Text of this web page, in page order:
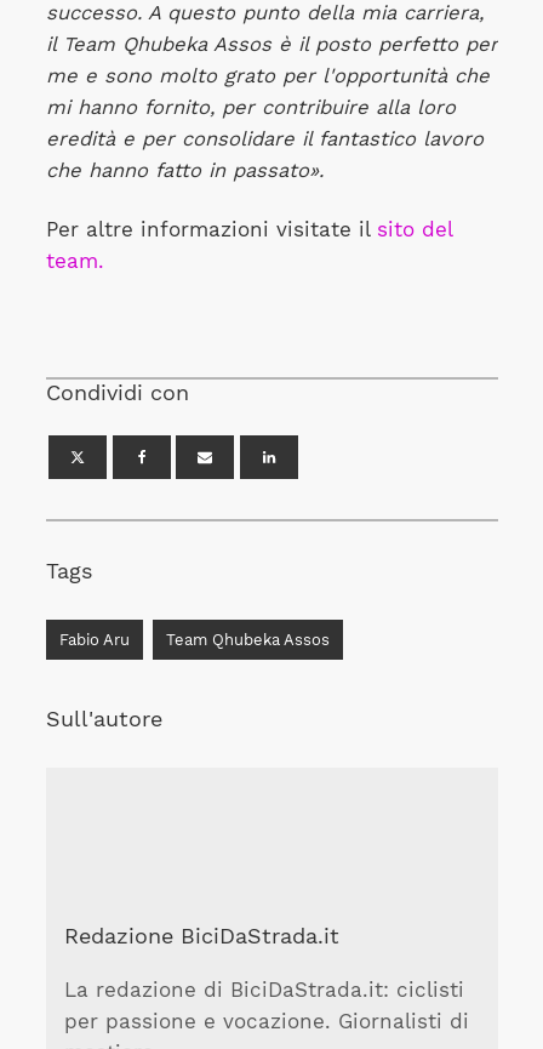
successo. A questo punto della mia carriera,
il Team Qhubeka Assos è il posto perfetto per
me e sono molto grato per l'opportunità che
mi hanno fornito, per contribuire alla loro
eredità e per consolidare il fantastico lavoro
che hanno fatto in passato».
Per altre informazioni visitate il sito del
team.
Condividi con
Tags
Fabio Aru Team Qhubeka Assos
Sull'autore
Redazione BiciDaStrada.it
La redazione di BiciDaStrada.it: ciclisti
per passione e vocazione. Giornalisti di